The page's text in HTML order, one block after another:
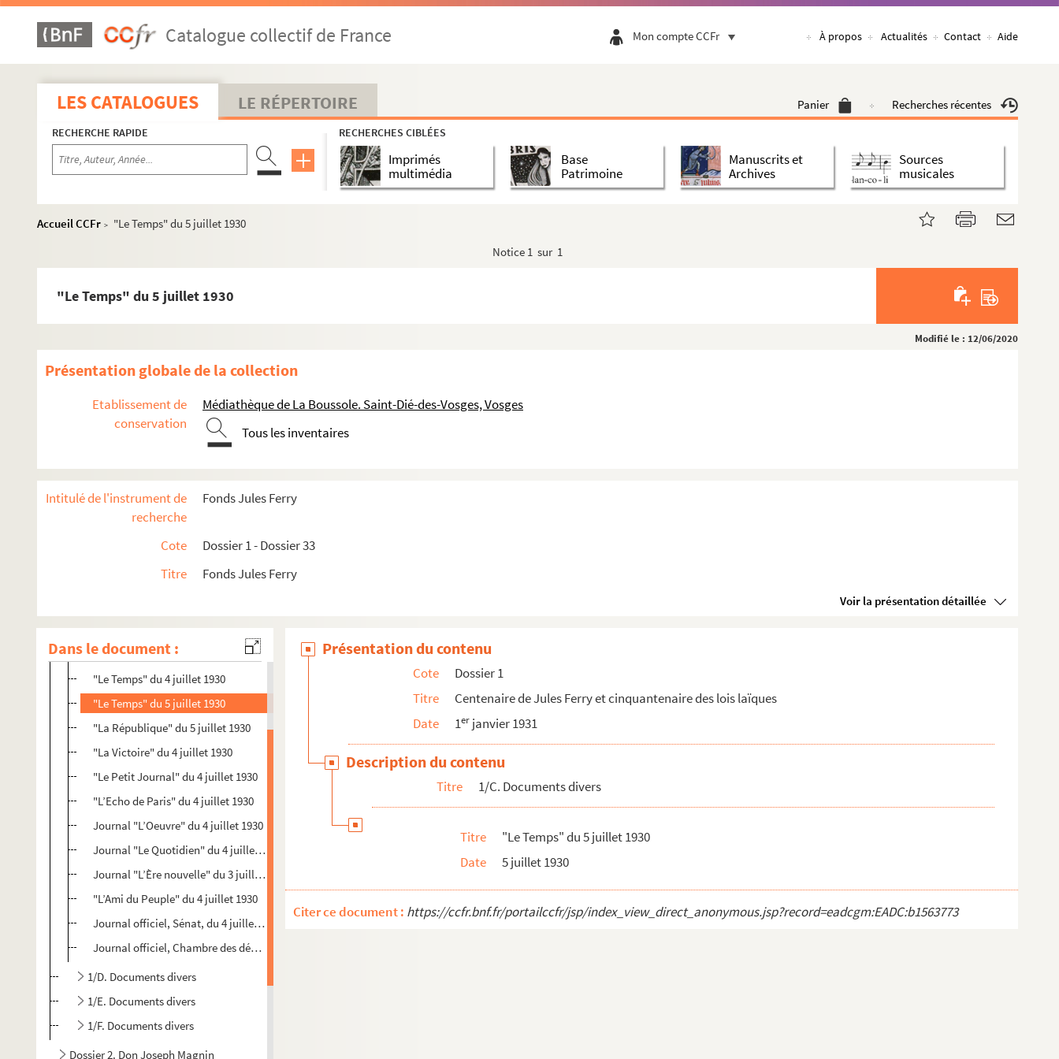
Catalogue collectif de France Mon compte CCFr À propos Actualités Contact Aide
LES CATALOGUES LE RÉPERTOIRE Panier Recherches récentes
RECHERCHE RAPIDE RECHERCHES CIBLÉES
Imprimés
multimédia
Base
Patrimoine
Manuscrits et
Archives
Sources
musicales
Accueil CCFr >
"Le Temps" du 5 juillet 1930
Notice 1 sur 1
"Le Temps" du 5 juillet 1930
Modifié le : 12/06/2020
Présentation globale de la collection
Etablissement de
conservation
Médiathèque de La Boussole. Saint-Dié-des-Vosges, Vosges
Tous les inventaires
Intitulé de l'instrument de
recherche
Fonds Jules Ferry
Cote
Dossier 1 - Dossier 33
Titre
Fonds Jules Ferry
Voir la présentation détaillée
Dans le document :
Dossier 1. Centenaire de Jules Ferry et cinquantenaire des lois laïques
1/B. Documents divers
Document dactylographié sur la création d’un comité Jules Ferry
"Le Journal" du 4 juillet 1930
"Le Temps" du 4 juillet 1930
"Le Temps" du 5 juillet 1930
"La République" du 5 juillet 1930
"La Victoire" du 4 juillet 1930
"Le Petit Journal" du 4 juillet 1930
"L’Echo de Paris" du 4 juillet 1930
Journal "L’Oeuvre" du 4 juillet 1930
Journal "Le Quotidien" du 4 juillet 1930
Journal "L’Ère nouvelle" du 3 juillet 1930
"L’Ami du Peuple" du 4 juillet 1930
Journal officiel, Sénat, du 4 juillet 1930
Journal officiel, Chambre des députés, du 4 juillet 1930
1/D. Documents divers
1/E. Documents divers
1/F. Documents divers
Dossier 2. Don Joseph Magnin
Présentation du contenu
Cote
Dossier 1
Titre
Centenaire de Jules Ferry et cinquantenaire des lois laïques
Date
1er janvier 1931
Description du contenu
Titre 1/C. Documents divers
Titre
"Le Temps" du 5 juillet 1930
Date
5 juillet 1930
Citer ce document : https://ccfr.bnf.fr/portailccfr/jsp/index_view_direct_anonymous.jsp?record=eadcgm:EADC:b1563773